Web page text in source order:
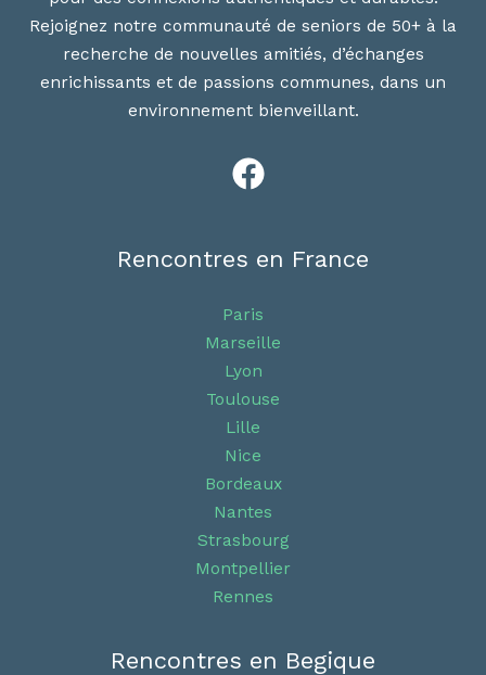
Une
nouvelle
aventure
Rejoignez notre communauté de seniors de 50+ à la
recherche de nouvelles amitiés, d’échanges
enrichissants et de passions communes, dans un
environnement bienveillant.
Rencontres en France
Paris
Marseille
Lyon
Toulouse
Lille
Nice
Bordeaux
Nantes
Strasbourg
Montpellier
Rennes
Rencontres en Begique